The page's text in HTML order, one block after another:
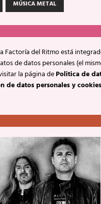
MÚSICA METAL
Factoría del Ritmo está
de datos personales (el
la página dePolitica de
datos personales y cookies